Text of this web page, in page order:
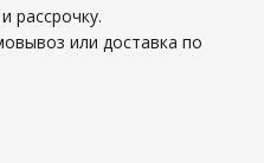
рассрочку.
или доставка по